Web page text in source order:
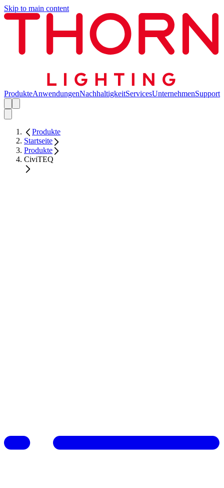
Skip to main content
ProdukteAnwendungenNachhaltigkeitServicesUnternehmenSupport
Produkte
Startseite
Produkte
CiviTEQ